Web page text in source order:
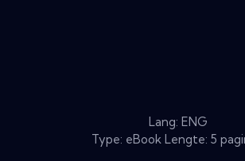
Lang: ENG
Type: eBook Lengte: 5